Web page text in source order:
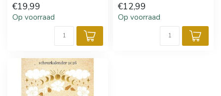
€19,99
Op voorraad
€12,99
Op voorraad